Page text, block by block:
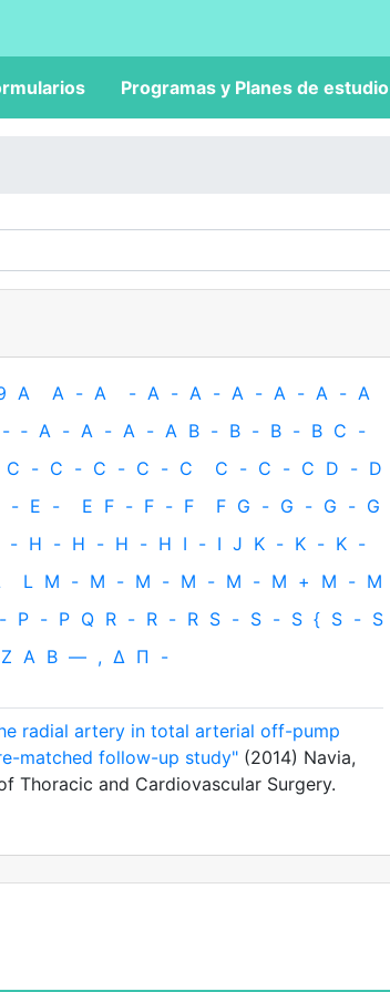
Programas y Planes de estudio
A A - A - A - A - A - A - A - A
- ‐ A - A - A - A B - B - B - B C -
C - C - C - C - C C - C - C D - D
- E - E F - F - F F G - G - G - G
- H - H - H - H I - I J K - K - K -
L M - M - M - M - M - M + M - M
- P - P Q R - R - R S - S - S { S - S
Z Α Β — , Δ Π -
radial artery in total arterial off-pump
matched follow-up study" (2014) Navia,
Thoracic and Cardiovascular Surgery.